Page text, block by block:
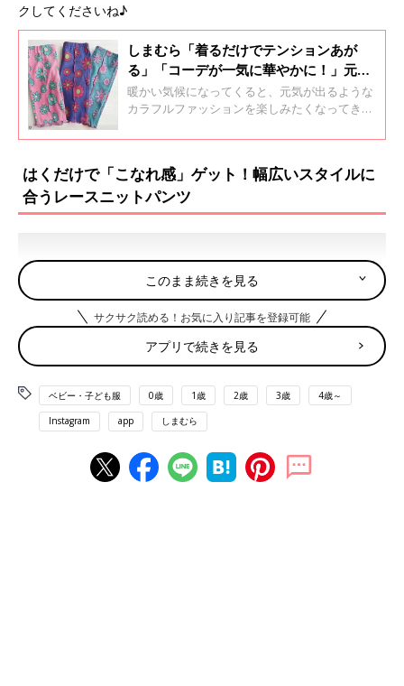
クしてくださいね♪
しまむら「着るだけでテンションあが
る」「コーデが一気に華やかに！」元子
ども服販売員ライターおすすめ★カラフ
ルアイテム5選
暖かい気候になってくると、元気が出るような
カラフルファッションを楽しみたくなってきま
るカラフルなアイテムを集めました！元子ども
デ術もお伝えしているので、ぜひチェックして
くださいね！
はくだけで「こなれ感」ゲット！幅広いスタイルに
合うレースニットパンツ
このまま続きを見る
サクサク読める！お気に入り記事を登録可能
アプリで続きを見る
ベビー・子ども服 0歳 1歳 2歳 3歳 4歳～
Instagram app しまむら